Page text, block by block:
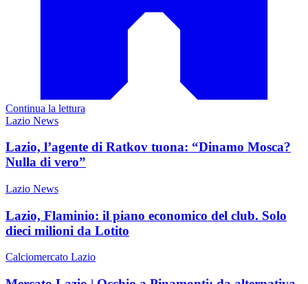
Continua la lettura
Lazio News
Lazio, l’agente di Ratkov tuona: “Dinamo Mosca?
Nulla di vero”
Lazio News
Lazio, Flaminio: il piano economico del club. Solo
dieci milioni da Lotito
Calciomercato Lazio